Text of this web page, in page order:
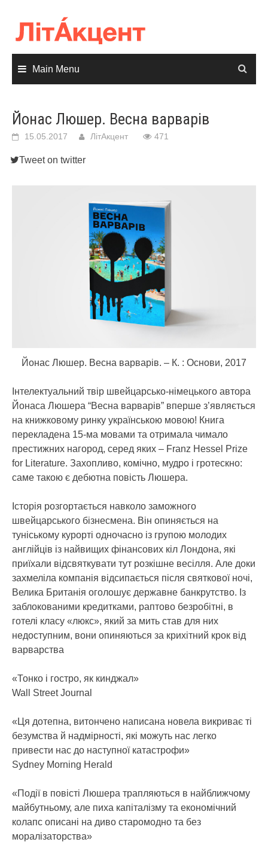
content
Main Menu
Йонас Люшер. Весна варварів
15.05.2017 ЛітАкцент 471
Tweet on twitter
Йонас Люшер. Весна варварів. – К. : Основи, 2017
Інтелектуальний твір швейцарсько-німецького автора
Йонаса Люшера “Весна варварів” вперше з’являється
на книжковому ринку українською мовою! Книга
перекладена 15-ма мовами та отримала чимало
престижних нагород, серед яких – Franz Hessel Prize
for Literature. Захопливо, комічно, мудро і гротескно:
саме такою є дебютна повість Люшера.
Історія розгортається навколо заможного
швейцарського бізнесмена. Він опиняється на
туніському курорті одночасно із групою молодих
англійців із найвищих фінансових кіл Лондона, які
приїхали відсвяткувати тут розкішне весілля. Але доки
захмеліла компанія відсипається після святкової ночі,
Велика Британія оголошує державне банкрутство. Із
заблокованими кредитками, раптово безробітні, в
готелі класу «люкс», який за мить став для них
недоступним, вони опиняються за крихітний крок від
варварства
«Тонко і гостро, як кинджал»
Wall Street Journal
«Ця дотепна, витончено написана новела викриває ті
безумства й надмірності, які можуть нас легко
привести нас до наступної катастрофи»
Sydney Morning Herald
«Події в повісті Люшера трапляються в найближчому
майбутньому, але пиха капіталізму та економічний
колапс описані на диво старомодно та без
моралізаторства»